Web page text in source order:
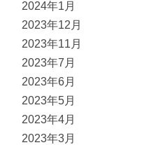
2024年1月
2023年12月
2023年11月
2023年7月
2023年6月
2023年5月
2023年4月
2023年3月